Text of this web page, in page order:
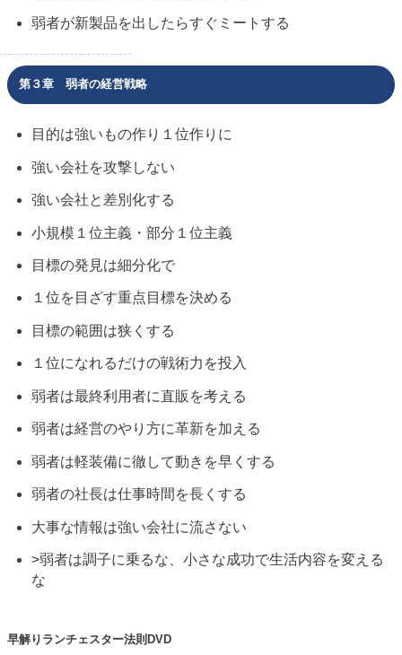
弱者が新製品を出したらすぐミートする
第３章 弱者の経営戦略
目的は強いもの作り１位作りに
強い会社を攻撃しない
強い会社と差別化する
小規模１位主義・部分１位主義
目標の発見は細分化で
１位を目ざす重点目標を決める
目標の範囲は狭くする
１位になれるだけの戦術力を投入
弱者は最終利用者に直販を考える
弱者は経営のやり方に革新を加える
弱者は軽装備に徹して動きを早くする
弱者の社長は仕事時間を長くする
大事な情報は強い会社に流さない
>弱者は調子に乗るな、小さな成功で生活内容を変える
な
早解りランチェスター法則DVD